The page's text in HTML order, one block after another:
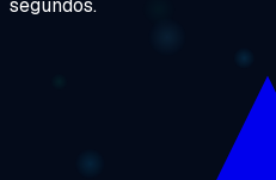
segundos.